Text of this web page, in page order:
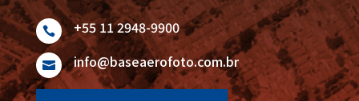
 +55 11 2948-9900
 info@baseaerofoto.com.br